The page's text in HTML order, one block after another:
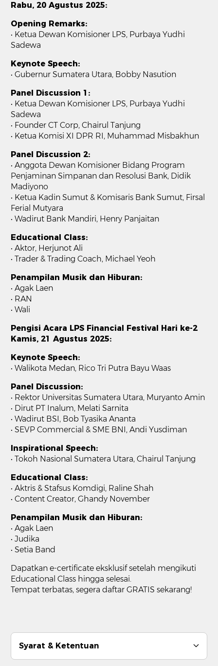
Rabu, 20 Agustus 2025:
Opening Remarks:
• Ketua Dewan Komisioner LPS, Purbaya Yudhi
Sadewa
Keynote Speech:
• Gubernur Sumatera Utara, Bobby Nasution
Panel Discussion 1:
• Ketua Dewan Komisioner LPS, Purbaya Yudhi
Sadewa
• Founder CT Corp, Chairul Tanjung
• Ketua Komisi XI DPR RI, Muhammad Misbakhun
Panel Discussion 2:
• Anggota Dewan Komisioner Bidang Program
Penjaminan Simpanan dan Resolusi Bank, Didik
Madiyono
• Ketua Kadin Sumut & Komisaris Bank Sumut, Firsal
Ferial Mutyara
• Wadirut Bank Mandiri, Henry Panjaitan
Educational Class:
• Aktor, Herjunot Ali
• Trader & Trading Coach, Michael Yeoh
Penampilan Musik dan Hiburan:
• Agak Laen
• RAN
• Wali
Pengisi Acara LPS Financial Festival Hari ke-2
Kamis, 21 Agustus 2025:
Keynote Speech:
• Walikota Medan, Rico Tri Putra Bayu Waas
Panel Discussion:
• Rektor Universitas Sumatera Utara, Muryanto Amin
• Dirut PT Inalum, Melati Sarnita
• Wadirut BSI, Bob Tyasika Ananta
• SEVP Commercial & SME BNI, Andi Yusdiman
Inspirational Speech:
• Tokoh Nasional Sumatera Utara, Chairul Tanjung
Educational Class:
• Aktris & Stafsus Komdigi, Raline Shah
• Content Creator, Ghandy November
Penampilan Musik dan Hiburan:
• Agak Laen
• ⁠Judika
• Setia Band
⁠Dapatkan e-certificate eksklusif setelah mengikuti
Educational Class hingga selesai.
Tempat terbatas, segera daftar GRATIS sekarang!
Syarat & Ketentuan